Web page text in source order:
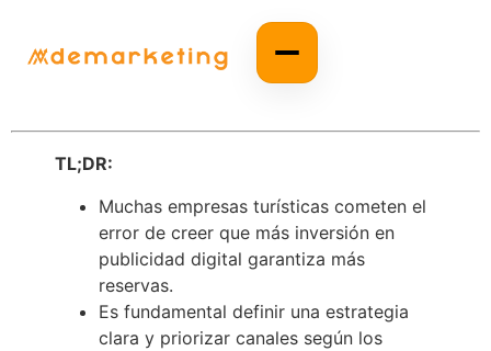
TL;DR:
Muchas empresas turísticas cometen el
error de creer que más inversión en
publicidad digital garantiza más
reservas.
Es fundamental definir una estrategia
clara y priorizar canales según los